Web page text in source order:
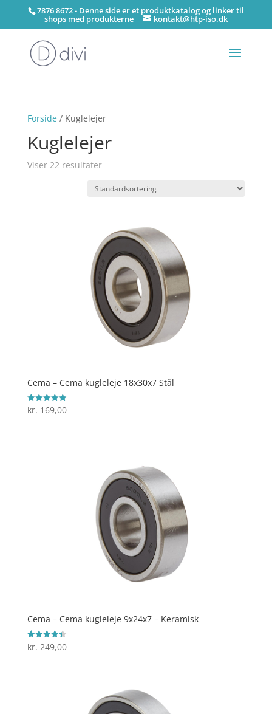
7876 8672 - Denne side er et produktkatalog og linker til
shops med produkterne kontakt@htp-iso.dk
Forside/ Kuglelejer
Kuglelejer
Viser 22 resultater
Cema – Cema kugleleje 18x30x7 Stål
Vurderet
4.9
kr. 169,00
Cema – Cema kugleleje 9x24x7 – Keramisk
Vurderet
4.4
kr. 249,00